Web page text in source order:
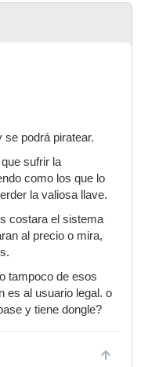
se podrá piratear.
sufrir la
como los que lo
la valiosa llave.
costara el sistema
al precio o mira,
tampoco de esos
es al usuario legal. o
y tiene dongle?